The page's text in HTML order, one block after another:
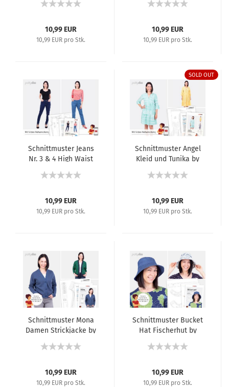
10,99 EUR
10,99 EUR pro Stk.
pattydoo
10,99 EUR
10,99 EUR pro Stk.
Schnittmuster Jeans
Nr. 3 & 4 High Waist
pattydoo
10,99 EUR
10,99 EUR pro Stk.
SOLD OUT
Schnittmuster Angel
Kleid und Tunika by
10,99 EUR
10,99 EUR pro Stk.
Schnittmuster Mona
Damen Strickjacke by
10,99 EUR
10,99 EUR pro Stk.
Schnittmuster Bucket
Hat Fischerhut by
10,99 EUR
10,99 EUR pro Stk.